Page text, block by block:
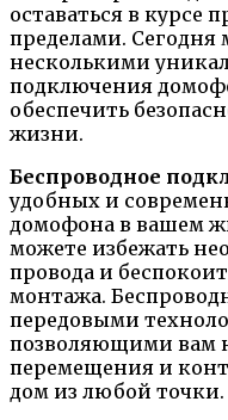
оставаться в курсе
пределами. Сегодня
несколькими
подключения
обеспечить
жизни.
Беспроводное
удобных и
домофона в вашем
можете избежать
провода и
монтажа.
передовыми
позволяющими вам
перемещения и
дом из любой точки.